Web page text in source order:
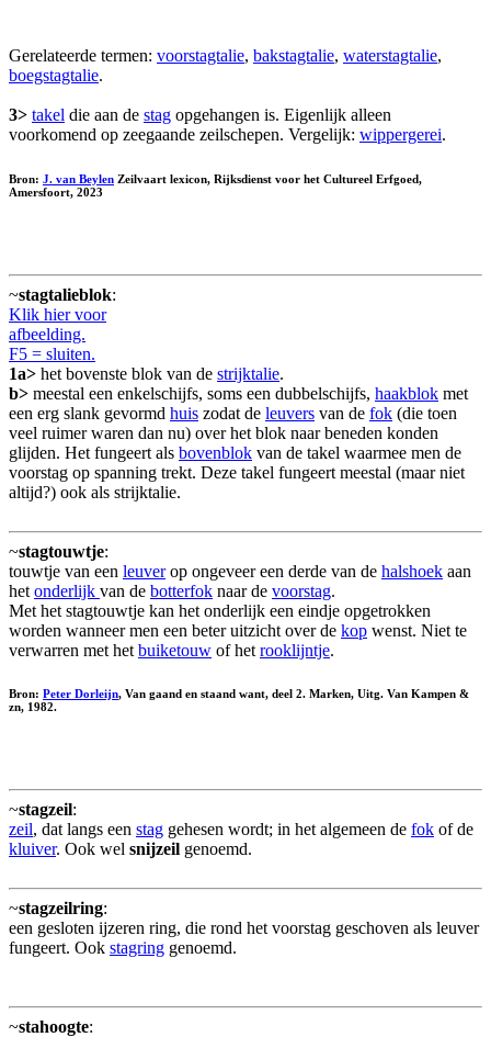
Gerelateerde termen: voorstagtalie, bakstagtalie, waterstagtalie,
boegstagtalie.
3> takel die aan de stag opgehangen is. Eigenlijk alleen
voorkomend op zeegaande zeilschepen. Vergelijk: wippergerei.
Bron: J. van Beylen Zeilvaart lexicon, Rijksdienst voor het Cultureel Erfgoed,
Amersfoort, 2023
~stagtalieblok:
Klik hier voor
afbeelding.
F5 = sluiten.
1a> het bovenste blok van de strijktalie.
b> meestal een enkelschijfs, soms een dubbelschijfs, haakblok met
een erg slank gevormd huis zodat de leuvers van de fok (die toen
veel ruimer waren dan nu) over het blok naar beneden konden
glijden. Het fungeert als bovenblok van de takel waarmee men de
voorstag op spanning trekt. Deze takel fungeert meestal (maar niet
altijd?) ook als strijktalie.
~stagtouwtje:
touwtje van een leuverop ongeveer een derde van de halshoek aan
het onderlijk van de botterfok naar de voorstag.
Met het stagtouwtje kan het onderlijk een eindje opgetrokken
worden wanneer men een beter uitzicht over de kop wenst. Niet te
verwarren met het buiketouw of het rooklijntje.
Bron: Peter Dorleijn, Van gaand en staand want, deel 2. Marken, Uitg. Van Kampen &
zn, 1982.
~stagzeil:
zeil, dat langs een stag gehesen wordt; in het algemeen de fok of de
kluiver. Ook wel snijzeil genoemd.
~stagzeilring:
een gesloten ijzeren ring, die rond het voorstag geschoven als leuver
fungeert. Ook stagring genoemd.
~stahoogte: